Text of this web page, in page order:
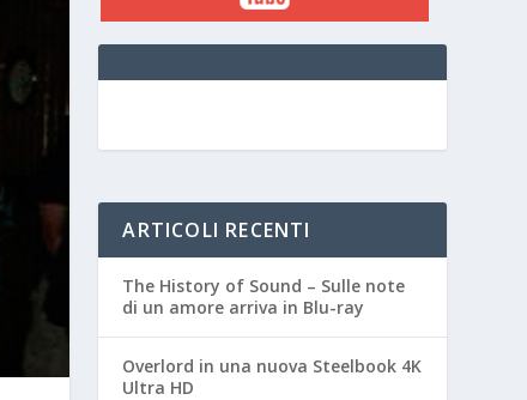
ARTICOLI RECENTI
The History of Sound – Sulle note
di un amore arriva in Blu-ray
Overlord in una nuova Steelbook 4K
Ultra HD